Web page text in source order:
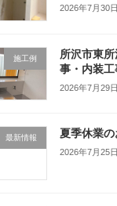
2026年7月30日
施工例
所沢市東
事・内装工
2026年7月29日
最新情報 夏季休業
2026年7月25日